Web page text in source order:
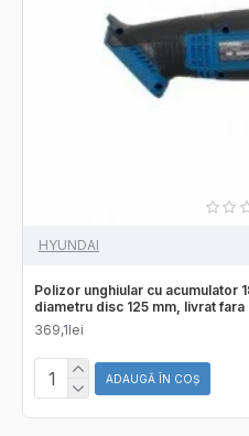
HYUNDAI
Polizor unghiular cu acumulator
diametru disc 125 mm, livrat
369,1lei
ADAUGĂ ÎN COŞ